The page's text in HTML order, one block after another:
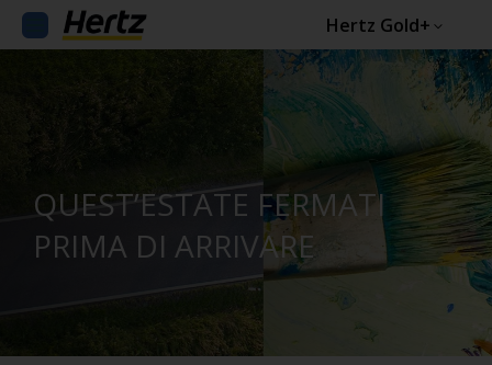
Hertz Gold+
QUEST’ESTATE FERMATI
PRIMA DI ARRIVARE